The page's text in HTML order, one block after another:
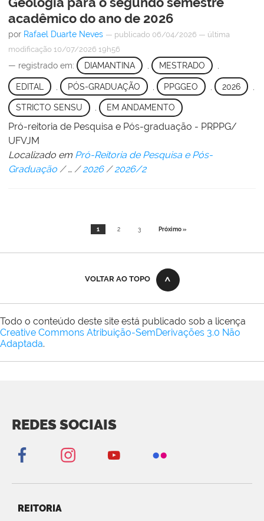
acadêmico do ano de 2026
por Rafael Duarte Neves — publicado 06/04/2026 — última
modificação 10/07/2026 19h56
— registrado em: DIAMANTINA MESTRADO
EDITAL PÓS-GRADUAÇÃO PPGGEO , 2026
STRICTO SENSU , EM ANDAMENTO
Pró-reitoria de Pesquisa e Pós-graduação - PRPPG/
UFVJM
Localizado em Pró-Reitoria de Pesquisa e Pós-
Graduação /… /2026 /2026/2
1 2 3 Próximo »
VOLTAR AO TOPO
Todo o conteúdo deste site está publicado sob a licença
Creative Commons Atribuição-SemDerivações 3.0 Não
Adaptada.
REDES SOCIAIS
REITORIA